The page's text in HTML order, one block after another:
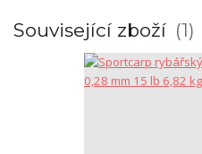
Související zboží 1